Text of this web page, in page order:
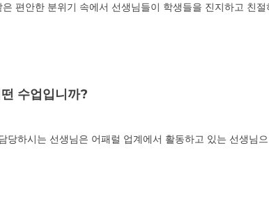
편안한 분위기 속에서 선생님들이 학생들을 진지하고 친
수업입니까?
당하시는 선생님은 어패럴 업계에서 활동하고 있는 선생님